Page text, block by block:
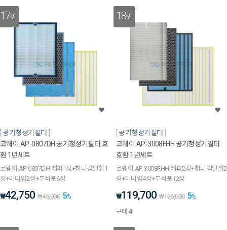
17위
공기청정기필터
코웨이 AP-0807DH 공기청정기필터 호
환 1년세트
코웨이 AP-0807DH 헤파1장+허니컴탈취1
장+미디엄2장+부직포6장
₩42,750 ₩45,000 5%
18위
공기청정기필터
코웨이 AP-3008FHH 공기청정기필터
호환 1년세트
코웨이 AP-3008FHH 헤파2장+허니컴탈취2
장+미디엄4장+부직포12장
₩119,700 ₩126,000 5%
구매4